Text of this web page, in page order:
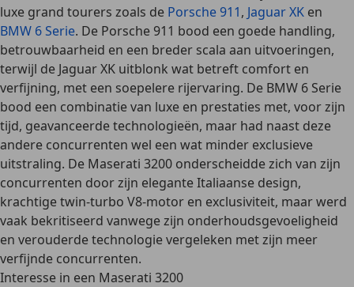
luxe grand tourers zoals de Porsche 911, Jaguar XK en
BMW 6 Serie. De Porsche 911 bood een goede handling,
betrouwbaarheid en een breder scala aan uitvoeringen,
terwijl de Jaguar XK uitblonk wat betreft comfort en
verfijning, met een soepelere rijervaring. De BMW 6 Serie
bood een combinatie van luxe en prestaties met, voor zijn
tijd, geavanceerde technologieën, maar had naast deze
andere concurrenten wel een wat minder exclusieve
uitstraling. De Maserati 3200 onderscheidde zich van zijn
concurrenten door zijn elegante Italiaanse design,
krachtige twin-turbo V8-motor en exclusiviteit, maar werd
vaak bekritiseerd vanwege zijn onderhoudsgevoeligheid
en verouderde technologie vergeleken met zijn meer
verfijnde concurrenten.
Interesse in een Maserati 3200